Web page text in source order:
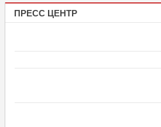
ПРЕСС ЦЕНТР